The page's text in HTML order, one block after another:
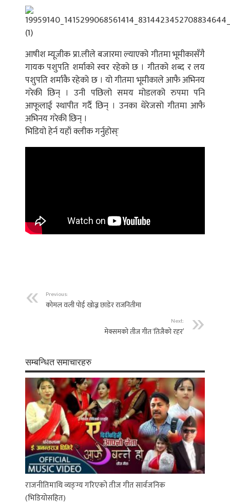
आषीश म्यूजीक प्रा.लीले बजारमा ल्याएको गीतमा भूमीकासँगै
गायक पशुपति शर्माको स्वर रहेको छ । गीतको शब्द र लय
पशुपति शर्माकै रहेको छ । यो गीतमा भूमीकाले आफै अभिनय
गरेकी छिन् । उनी पछिलो समय मोडलको रुपमा पनि
आफूलाई स्थापीत गर्दै छिन् । उनका धेरेजसो गीतमा आफै
अभिनय गरेकी छिन् ।
भिडियो हेर्न यहाँ क्लीक गर्नुहोस्ः
Previous:
कोमल वली पोई खोज्न छाडेर राजनितीमा
Next:
मेक्समको तीज गीत ‘तिजैको रहर’
सम्बन्धित समाचारहरु
राजनीतिमाथि व्यङ्ग्य गरिएको तीज गीत सार्वजनिक
(भिडियोसहित)